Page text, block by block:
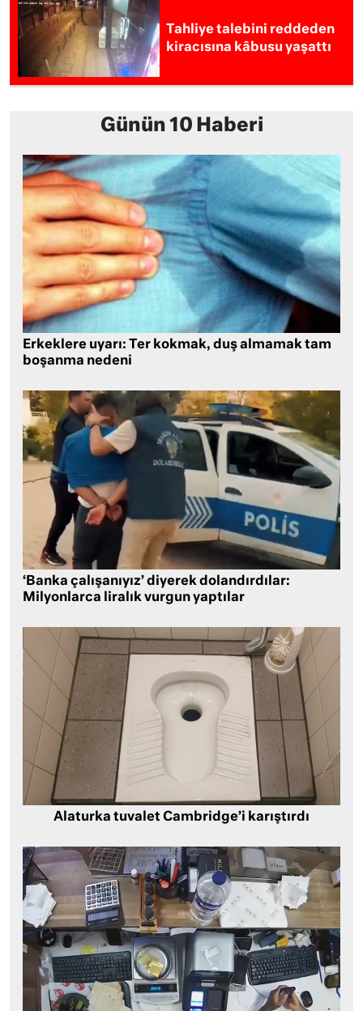
Tahliye talebini reddeden
kiracısına kâbusu yaşattı
Günün 10 Haberi
Erkeklere uyarı: Ter kokmak, duş almamak tam
boşanma nedeni
‘Banka çalışanıyız’ diyerek dolandırdılar:
Milyonlarca liralık vurgun yaptılar
Alaturka tuvalet Cambridge’i karıştırdı